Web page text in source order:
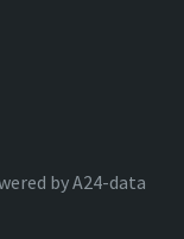
by A24-data